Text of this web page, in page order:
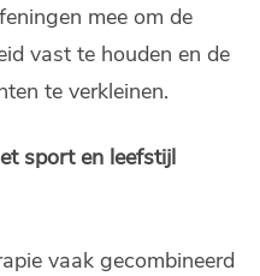
mee om de
vast te houden en de
te verkleinen.
sport en leefstijl
vaak gecombineerd